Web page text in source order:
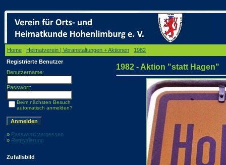
Home Heimatverein | Veranstaltungen + Aktionen 1982
Registrierte Benutzer
Benutzername:
Passwort:
Beim nächsten Besuch
automatisch anmelden?
» Password vergessen
» Registrierung
Zufallsbild
1982 - Aktion "statt Hagen"